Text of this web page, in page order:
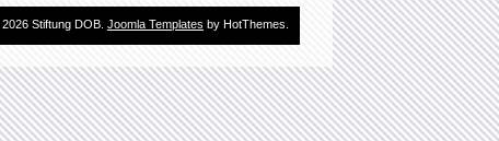
Stiftung DOB. Joomla Templates by HotThemes.